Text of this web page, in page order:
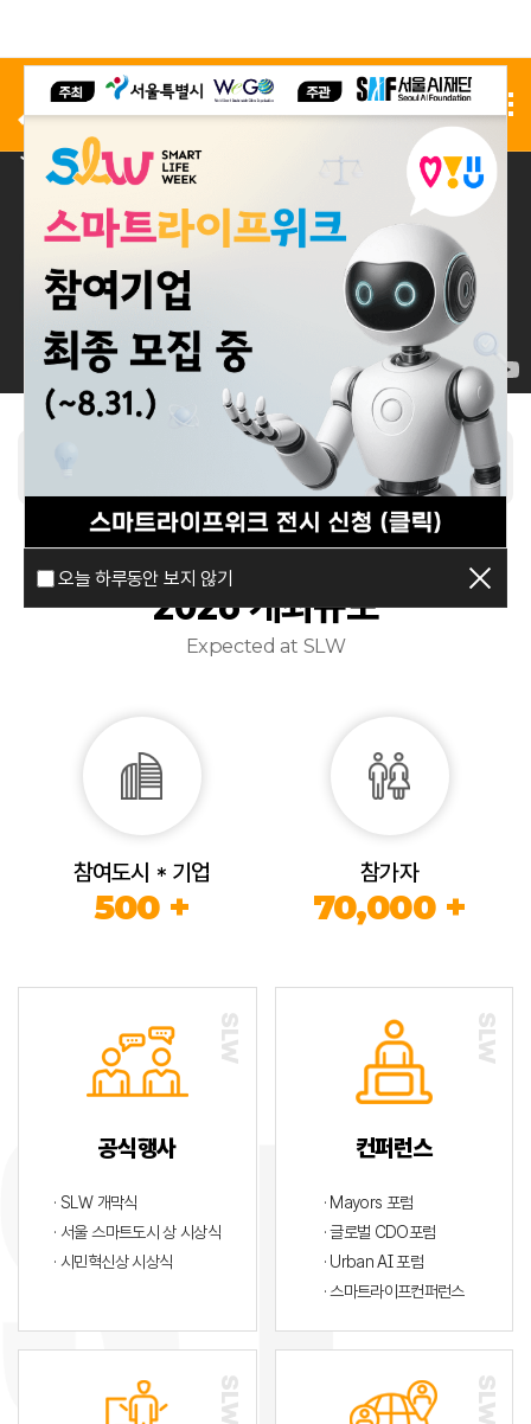
오늘 하루동안 보지 않기
사전 등록 전시 신청
2026 개최규모
Expected at SLW
참여도시 * 기업
500 +
참가자
70,000 +
공식행사
· SLW 개막식
· 서울 스마트도시 상 시상식
· 시민혁신상 시상식
컨퍼런스
· Mayors 포럼
· 글로벌 CDO포럼
· Urban AI 포럼
· 스마트라이프컨퍼런스